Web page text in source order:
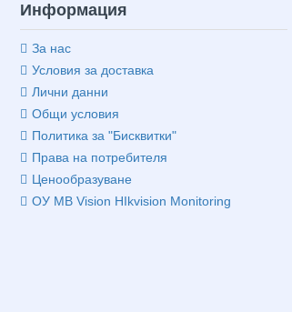
Информация
За нас
Условия за доставка
Лични данни
Общи условия
Политика за "Бисквитки"
Права на потребителя
Ценообразуване
ОУ MB Vision HIkvision Monitoring